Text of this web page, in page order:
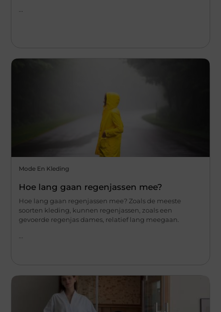
Mode En Kleding
Hoe lang gaan regenjassen mee?
Hoe lang gaan regenjassen mee? Zoals de meeste
soorten kleding, kunnen regenjassen, zoals een
gevoerde regenjas dames, relatief lang meegaan.